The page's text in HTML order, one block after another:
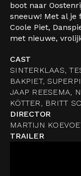
boot naar
sneeuw! Met al je
Coole Piet,
met nieuwe,
CAST
SINTERKLAAS,
BAKPIET,
JAAP REESEMA,
KÖTTER, BRITT
DIRECTOR
MARTIJN
TRAILER